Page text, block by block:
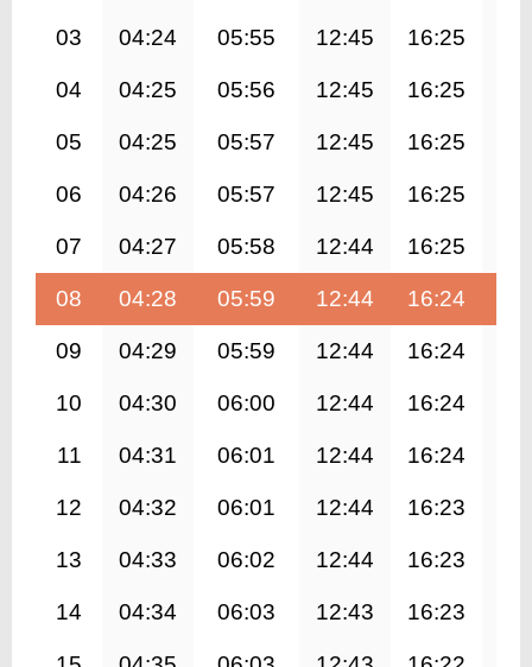
03 04:24 05:55 12:45 16:25
04 04:25 05:56 12:45 16:25
05 04:25 05:57 12:45 16:25
06 04:26 05:57 12:45 16:25
07 04:27 05:58 12:44 16:25
08 04:28 05:59 12:44 16:24
09 04:29 05:59 12:44 16:24
10 04:30 06:00 12:44 16:24
11 04:31 06:01 12:44 16:24
12 04:32 06:01 12:44 16:23
13 04:33 06:02 12:44 16:23
14 04:34 06:03 12:43 16:23